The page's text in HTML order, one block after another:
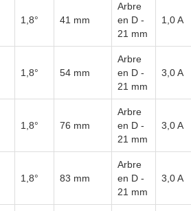
1,8° 41 mm
Arbre
en D -
21 mm
1,0 A
1,8° 54 mm
Arbre
en D -
21 mm
3,0 A
1,8° 76 mm
Arbre
en D -
21 mm
3,0 A
1,8° 83 mm
Arbre
en D -
21 mm
3,0 A